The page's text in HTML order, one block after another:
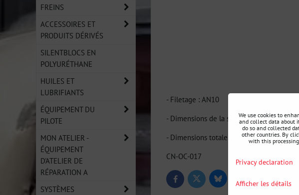
- Filetage : AN10
- Dimensions de la surface de
- Dimensions totales : 330x150x50mm
CN-OC-017
FacebookTwitter BlueskyPinterestReddit
FREINS
ACCESSOIRES ET
PRODUITS DÉRIVÉS
SILENTBLOCS EN
POLYURÉTHANE
HUILES ET
LUBRIFIANTS
ÉQUIPEMENT DU
PILOTE
MON ATELIER -
ÉQUIPEMENT
D'ATELIER DE
RÉPARATION A
SYSTÈMES
We use cookies to
and collect data about
do so and collected
other countries. By
with this
Privacy declaration
Afficher les détails